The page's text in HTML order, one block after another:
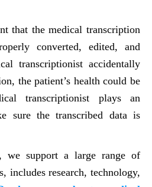
that the medical transcription
converted, edited, and
transcriptionist accidentally
the patient’s health could be
transcriptionist plays an
sure the transcribed data is
we support a large range of
includes research, technology,